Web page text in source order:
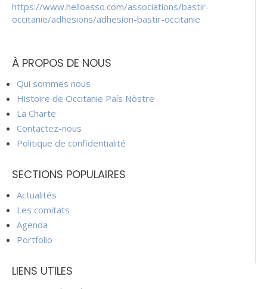
https://www.helloasso.com/associations/bastir-
occitanie/adhesions/adhesion-bastir-occitanie
À PROPOS DE NOUS
Qui sommes nous
Histoire de Occitanie País Nòstre
La Charte
Contactez-nous
Politique de confidentialité
SECTIONS POPULAIRES
Actualités
Les comitats
Agenda
Portfolio
LIENS UTILES